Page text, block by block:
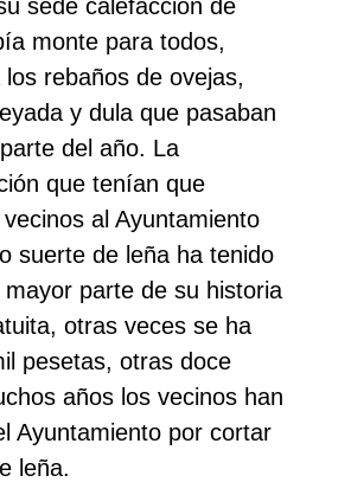
sede calefacción de
monte para todos,
los rebaños de ovejas,
y dula que pasaban
del año. La
que tenían que
al Ayuntamiento
suerte de leña ha tenido
parte de su historia
otras veces se ha
pesetas, otras doce
años los vecinos han
Ayuntamiento por cortar
leña.